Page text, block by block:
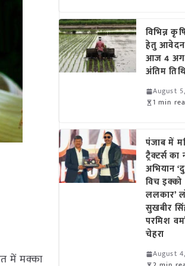
में मक्का
विभिन्न
हेतु
आज 4
अंतिम
August
1 min
पंजाब में
ट्रैक्टर्स का
अभियान
विच इक्को
ललकार’
सुखबीर
परमिश
चेहरा
August